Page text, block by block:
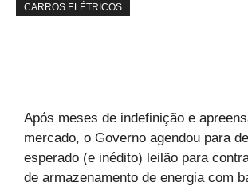
CARROS ELÉTRICOS
Após meses de indefinição e
mercado, o Governo agendou para
esperado (e inédito) leilão para
de armazenamento de energia com